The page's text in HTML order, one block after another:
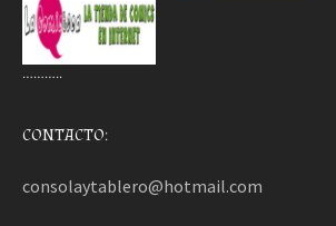
………..
CONTACTO:
consolaytablero@hotmail.com